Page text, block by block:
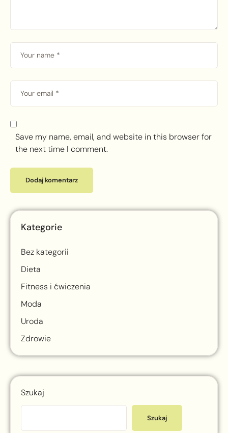
Save my name, email, and website in this browser for
the next time I comment.
Kategorie
Bez kategorii
Dieta
Fitness i ćwiczenia
Moda
Uroda
Zdrowie
Szukaj
Szukaj